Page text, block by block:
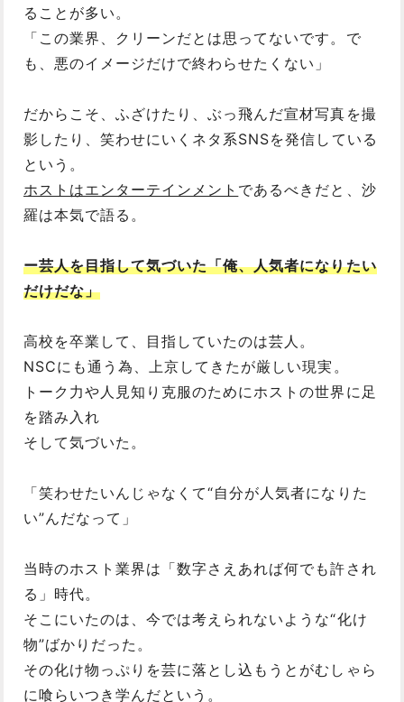
ることが多い。
「この業界、クリーンだとは思ってないです。で
も、悪のイメージだけで終わらせたくない」
だからこそ、ふざけたり、ぶっ飛んだ宣材写真を撮
影したり、笑わせにいくネタ系SNSを発信している
という。
ホストはエンターテインメント であるべきだと、沙
羅は本気で語る。
ー芸人を目指して気づいた「俺、人気者になりたい
だけだな」
高校を卒業して、目指していたのは芸人。
NSCにも通う為、上京してきたが厳しい現実。
トーク力や人見知り克服のためにホストの世界に足
を踏み入れ
そして気づいた。
「笑わせたいんじゃなくて“自分が人気者になりた
い”んだなって」
当時のホスト業界は「数字さえあれば何でも許され
る」時代。
そこにいたのは、今では考えられないような“化け
物”ばかりだった。
その化け物っぷりを芸に落とし込もうとがむしゃら
に喰らいつき学んだという。